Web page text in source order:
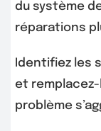
du système
réparations
Identifiez les
et remplacez-
problème